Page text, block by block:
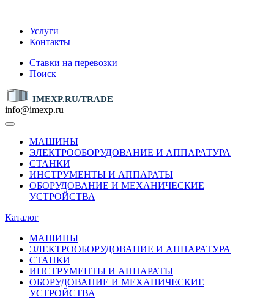
Услуги
Контакты
Ставки на перевозки
Поиск
IMEXP.RU/TRADE
info@imexp.ru
МАШИНЫ
ЭЛЕКТРООБОРУДОВАНИЕ И АППАРАТУРА
СТАНКИ
ИНСТРУМЕНТЫ И АППАРАТЫ
ОБОРУДОВАНИЕ И МЕХАНИЧЕСКИЕ
УСТРОЙСТВА
Каталог
МАШИНЫ
ЭЛЕКТРООБОРУДОВАНИЕ И АППАРАТУРА
СТАНКИ
ИНСТРУМЕНТЫ И АППАРАТЫ
ОБОРУДОВАНИЕ И МЕХАНИЧЕСКИЕ
УСТРОЙСТВА